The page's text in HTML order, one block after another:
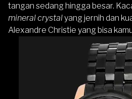
tangan sedang hingga besar.
mineral crystalyang jernih dan
Alexandre Christie yang bisa